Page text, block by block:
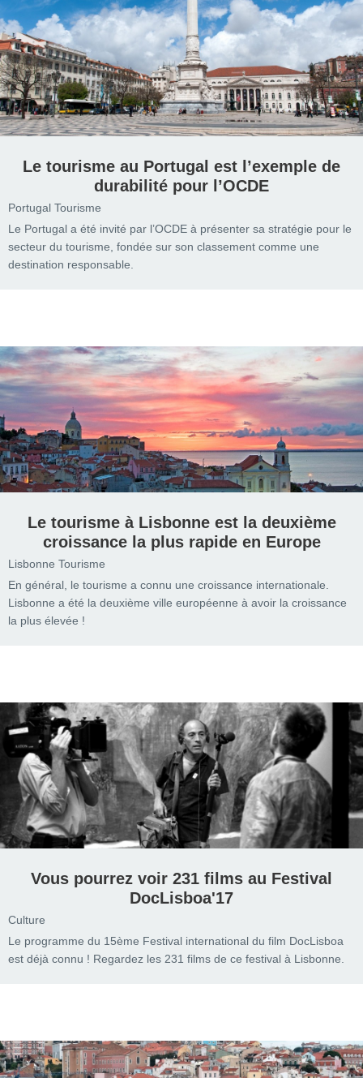
Le tourisme au Portugal est l’exemple de
durabilité pour l’OCDE
Portugal Tourisme
Le Portugal a été invité par l’OCDE à présenter sa stratégie pour le
secteur du tourisme, fondée sur son classement comme une
destination responsable.
Le tourisme à Lisbonne est la deuxième
croissance la plus rapide en Europe
Lisbonne Tourisme
En général, le tourisme a connu une croissance internationale.
Lisbonne a été la deuxième ville européenne à avoir la croissance
la plus élevée !
Vous pourrez voir 231 films au Festival
DocLisboa'17
Culture
Le programme du 15ème Festival international du film DocLisboa
est déjà connu ! Regardez les 231 films de ce festival à Lisbonne.